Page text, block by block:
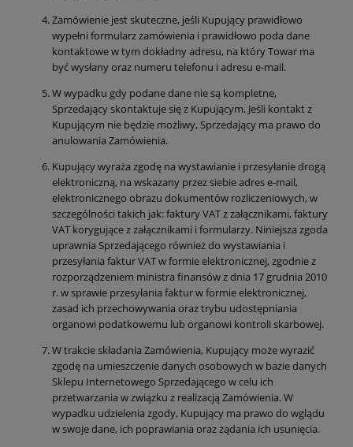
Zamówienie jest skuteczne, jeśli Kupujący prawidłowo
wypełni formularz zamówienia i prawidłowo poda dane
kontaktowe w tym dokładny adresu, na który Towar ma
być wysłany oraz numeru telefonu i adresu e-mail.
W wypadku gdy podane dane nie są kompletne,
Sprzedający skontaktuje się z Kupującym. Jeśli kontakt z
Kupującym nie będzie możliwy, Sprzedający ma prawo do
anulowania Zamówienia.
Kupujący wyraża zgodę na wystawianie i przesyłanie drogą
elektroniczną, na wskazany przez siebie adres e-mail,
elektronicznego obrazu dokumentów rozliczeniowych, w
szczególności takich jak: faktury VAT z załącznikami, faktury
VAT korygujące z załącznikami i formularzy. Niniejsza zgoda
uprawnia Sprzedającego również do wystawiania i
przesyłania faktur VAT w formie elektronicznej, zgodnie z
rozporządzeniem ministra finansów z dnia 17 grudnia 2010
r. w sprawie przesyłania faktur w formie elektronicznej,
zasad ich przechowywania oraz trybu udostępniania
organowi podatkowemu lub organowi kontroli skarbowej.
W trakcie składania Zamówienia, Kupujący może wyrazić
zgodę na umieszczenie danych osobowych w bazie danych
Sklepu Internetowego Sprzedającego w celu ich
przetwarzania w związku z realizacją Zamówienia. W
wypadku udzielenia zgody, Kupujący ma prawo do wglądu
w swoje dane, ich poprawiania oraz żądania ich usunięcia.